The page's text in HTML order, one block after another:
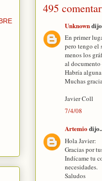
495
Unknown
En primer
pero tengo el
menos los
al
Habría
Muchas
Javier Coll
7/4/08
Artemio
Hola Javier:
Gracias por
Indícame tu
necesidades.
Saludos